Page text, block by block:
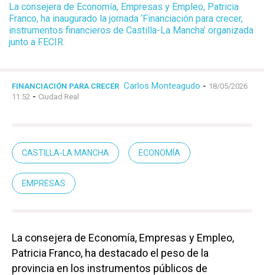
La consejera de Economía, Empresas y Empleo, Patricia
Franco, ha inaugurado la jornada ‘Financiación para crecer,
instrumentos financieros de Castilla-La Mancha’ organizada
junto a FECIR.
FINANCIACIÓN PARA CRECER Carlos Monteagudo - 18/05/2026
11:52 - Ciudad Real
CASTILLA-LA MANCHA ECONOMÍA
EMPRESAS
La consejera de Economía, Empresas y Empleo,
Patricia Franco, ha destacado el peso de la
provincia en los instrumentos públicos de